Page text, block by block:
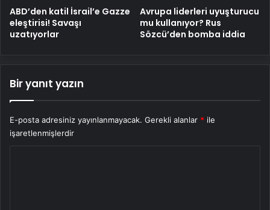
ABD’den katil İsrail’e Gazze
eleştirisi! Savaşı
uzatıyorlar
Avrupa liderleri uyuşturucu
mu kullanıyor? Rus
Sözcü’den bomba iddia
Bir yanıt yazın
E-posta adresiniz yayınlanmayacak. Gerekli alanlar * ile
işaretlenmişlerdir